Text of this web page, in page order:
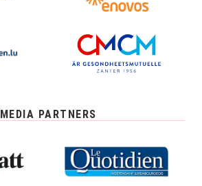
MEDIA PARTNERS